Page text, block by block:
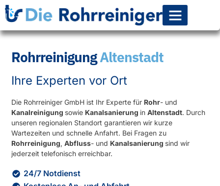
RohrreinigungAltenstadt
Ihre Experten vor Ort
Die Rohrreiniger GmbH ist Ihr Experte für Rohr- und
Kanalreinigung sowie Kanalsanierung inAltenstadt. Durch
unseren regionalen Standort garantieren wir kurze
Wartezeiten und schnelle Anfahrt. Bei Fragen zu
Rohrreinigung,Abfluss- und Kanalsanierung sind wir
jederzeit telefonisch erreichbar.
24/7 Notdienst